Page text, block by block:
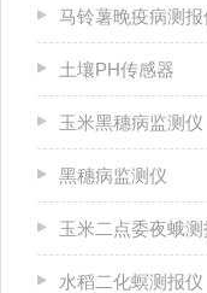
马铃薯晚疫病测报
土壤PH传感器
玉米黑穗病监测仪
黑穗病监测仪
玉米二点委夜蛾测
水稻二化螟测报仪